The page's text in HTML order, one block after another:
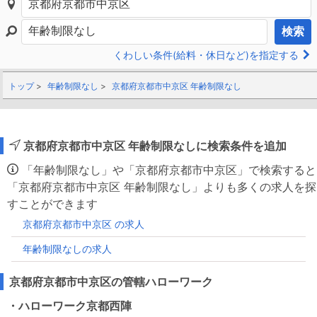
検索
くわしい条件(給料・休日など)を指定する
トップ 年齢制限なし 京都府京都市中京区 年齢制限なし
京都府京都市中京区 年齢制限なしに検索条件を追加
「年齢制限なし」や「京都府京都市中京区」で検索すると
「京都府京都市中京区 年齢制限なし」よりも多くの求人を探
すことができます
京都府京都市中京区 の求人
年齢制限なしの求人
京都府京都市中京区の管轄ハローワーク
・ハローワーク京都西陣